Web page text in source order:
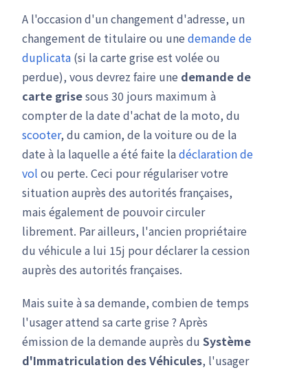
A l'occasion d'un changement d'adresse, un
changement de titulaire ou une demande de
duplicata (si la carte grise est volée ou
perdue), vous devrez faire une demande de
carte grisesous 30 jours maximum à
compter de la date d'achat de la moto, du
scooter, du camion, de la voiture ou de la
date à la laquelle a été faite ladéclaration de
vol ou perte. Ceci pour régulariser votre
situation auprès des autorités françaises,
mais également de pouvoir circuler
librement. Par ailleurs, l'ancien propriétaire
du véhicule a lui 15j pour déclarer la cession
auprès des autorités françaises.
Mais suite à sa demande, combien de temps
l'usager attend sa carte grise ? Après
émission de la demande auprès du Système
d'Immatriculation des Véhicules, l'usager